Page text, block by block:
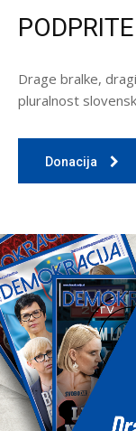
Drage bralke,
pluralnost
Donacija